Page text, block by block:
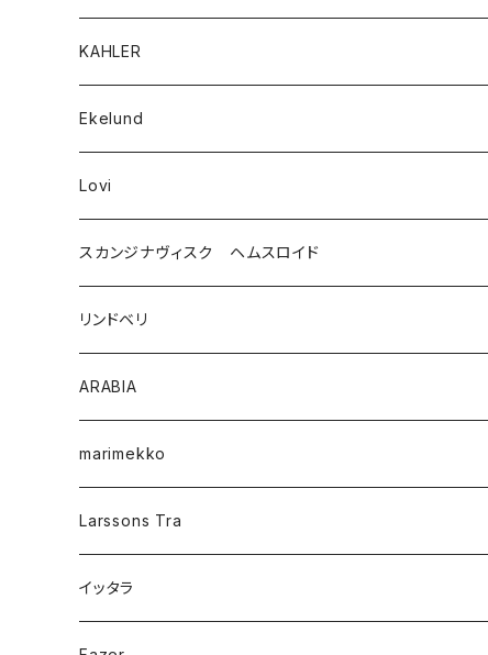
KAHLER
Ekelund
Lovi
スカンジナヴィスク ヘムスロイド
リンドベリ
ARABIA
marimekko
Larssons Tra
イッタラ